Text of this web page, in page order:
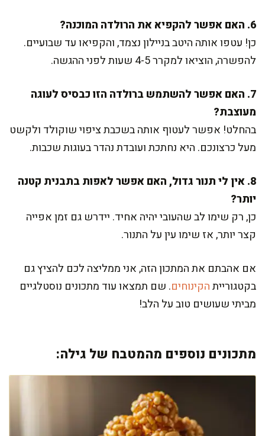
6. האם אפשר להקפיא את הרולדה המוכנה?
כן! עטפו אותה היטב בניילון נצמד, והקפיאו עד שבועיים.
להפשרה, הוציאו למקרר 4-5 שעות לפני ההגשה.
7. האם אפשר להשתמש ברולדה הזו כבסיס לעוגה
מעוצבת?
בהחלט! אפשר לעטוף אותה בשכבת ציפוי שוקולד ולקשט
מעל כרצונכם. היא נחתכת ועובדת נהדר בעוגות שכבות.
8. אין לי תנור גדול, האם אפשר לאפות בתבנית קטנה
יותר?
כן, רק שימו לב שהעובי יהיה אחיד. יידרש גם זמן אפייה
קצר יותר, אז שימו עין על התנור.
אם אהבתם את המתכון הזה, אני ממליצה לכם להציץ גם
בקטגורייתהקינוחים. שם תמצאו עוד מתכונים נוסטלגיים
מביתי שעושים טוב על הלב!
מתכונים נוספים מהמטבח של גילה: